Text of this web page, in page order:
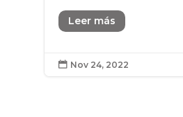
Leer más
 Nov 24, 2022